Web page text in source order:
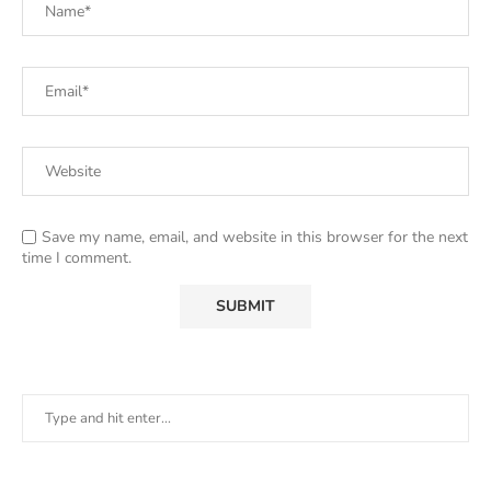
Save my name, email, and website in this browser for the next
time I comment.